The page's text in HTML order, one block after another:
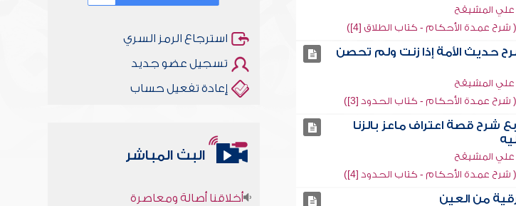
علي المشيقح
عمدة الأحكام - كتاب الطلاق [4])
حديث الأمة إذا زنت ولم تحصن
علي المشيقح
عمدة الأحكام - كتاب الحدود [3])
شرح قصة اعتراف ماعز بالزنا
علي المشيقح
عمدة الأحكام - كتاب الحدود [4])
من العين
استرجاع الرمز السري
تسجيل عضو جديد
إعادة تفعيل حساب
البث المباشر